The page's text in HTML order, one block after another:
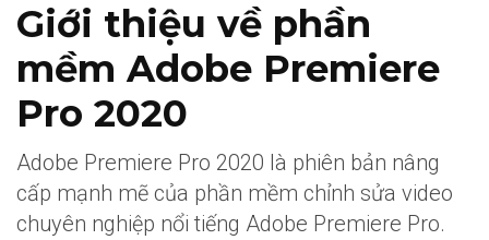
Giới thiệu về phần
mềm Adobe Premiere
Pro 2020
Adobe Premiere Pro 2020 là phiên bản nâng
cấp mạnh mẽ của phần mềm chỉnh sửa video
chuyên nghiệp nổi tiếng Adobe Premiere Pro.